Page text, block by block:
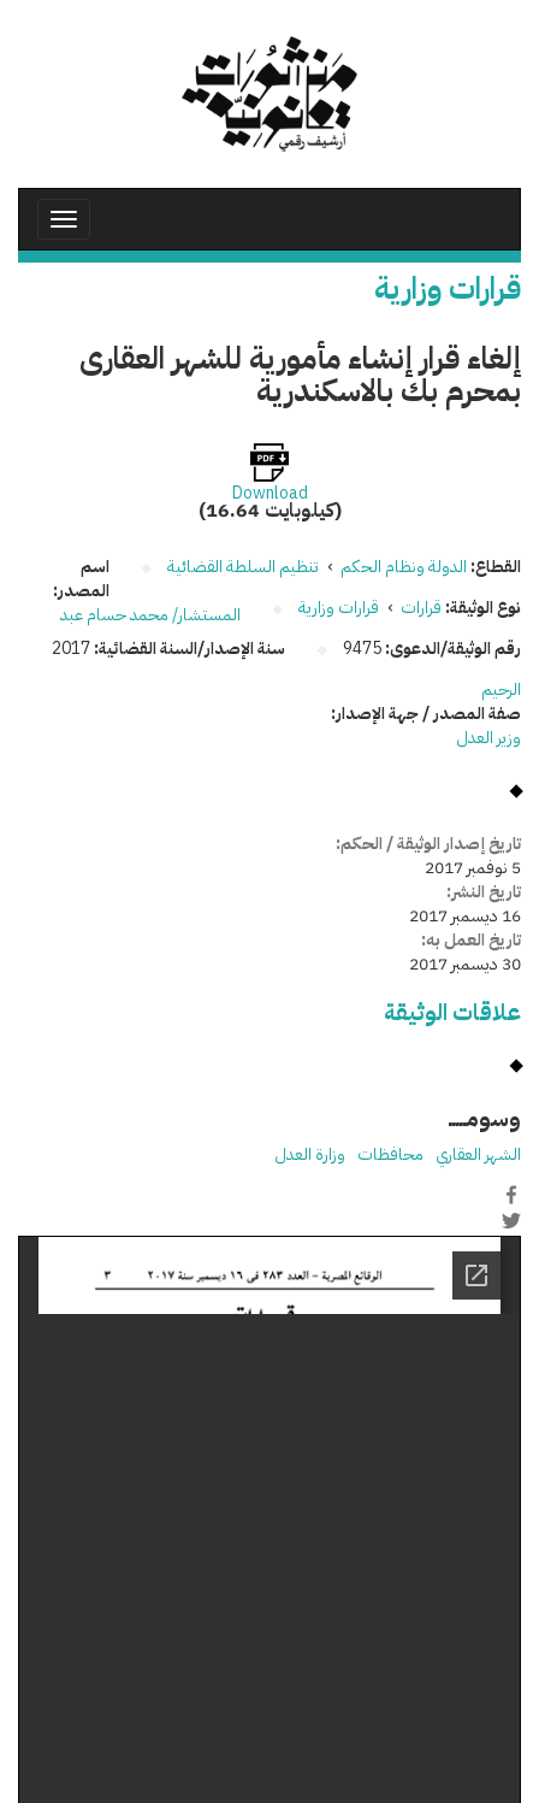
Toggle
قرارات وزارية
إلغاء قرار إنشاء مأمورية للشهر العقارى
بمحرم بك بالاسكندرية
Download
(16.64 كيلوبايت)
القطاع: الدولة ونظام الحكم › تنظيم السلطة القضائية
نوع الوثيقة: قرارات › قرارات وزارية
رقم الوثيقة/الدعوى:9475 سنة الإصدار/السنة القضائية:2017
اسم
المصدر:
المستشار/ محمد حسام عبد
الرحيم
صفة المصدر / جهة الإصدار:
وزير العدل
تاريخ إصدار الوثيقة / الحكم:
5 نوفمبر 2017
تاريخ النشر:
16 ديسمبر 2017
تاريخ العمل به:
30 ديسمبر 2017
علاقات الوثيقة
وسومـــــ
الشهر العقاري محافظات وزارة العدل